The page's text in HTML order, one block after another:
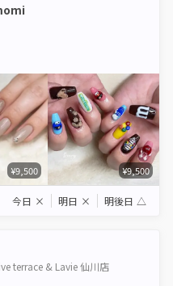
¥9,500 ¥9,500
今日 × 明日 × 明後日 △
terrace & Lavie 仙川店